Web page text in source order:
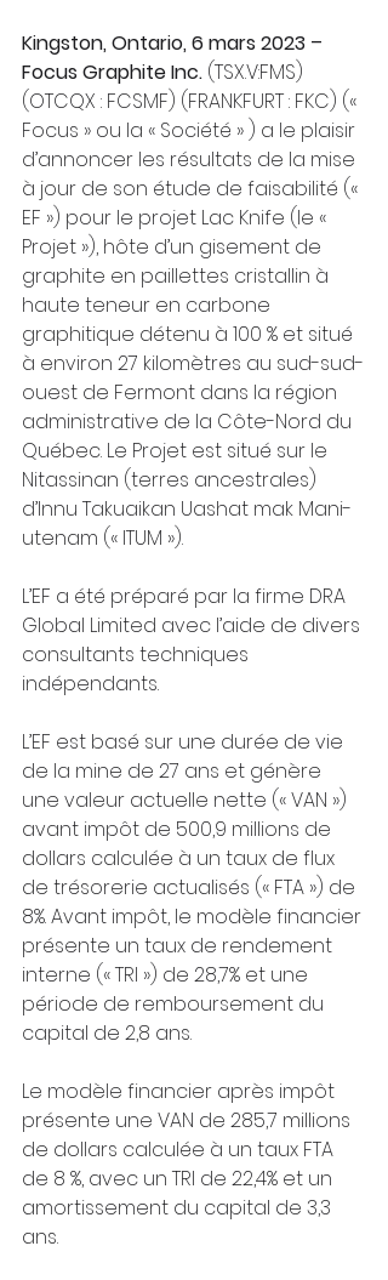
Kingston, Ontario, 6 mars 2023 –
Focus Graphite Inc. (TSX.V:FMS)
(OTCQX : FCSMF) (FRANKFURT : FKC) («
Focus » ou la « Société » ) a le plaisir
d’annoncer les résultats de la mise
à jour de son étude de faisabilité («
EF ») pour le projet Lac Knife (le «
Projet »), hôte d’un gisement de
graphite en paillettes cristallin à
haute teneur en carbone
graphitique détenu à 100 % et situé
à environ 27 kilomètres au sud-sud-
ouest de Fermont dans la région
administrative de la Côte-Nord du
Québec. Le Projet est situé sur le
Nitassinan (terres ancestrales)
d’Innu Takuaikan Uashat mak Mani-
utenam (« ITUM »).
L’EF a été préparé par la firme DRA
Global Limited avec l’aide de divers
consultants techniques
indépendants.
L’EF est basé sur une durée de vie
de la mine de 27 ans et génère
une valeur actuelle nette (« VAN »)
avant impôt de 500,9 millions de
dollars calculée à un taux de flux
de trésorerie actualisés (« FTA ») de
8%. Avant impôt, le modèle financier
présente un taux de rendement
interne (« TRI ») de 28,7% et une
période de remboursement du
capital de 2,8 ans.
Le modèle financier après impôt
présente une VAN de 285,7 millions
de dollars calculée à un taux FTA
de 8 %, avec un TRI de 22,4% et un
amortissement du capital de 3,3
ans.